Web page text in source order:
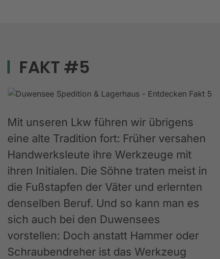
FAKT #5
Mit unseren Lkw führen wir übrigens
eine alte Tradition fort: Früher versahen
Handwerksleute ihre Werkzeuge mit
ihren Initialen. Die Söhne traten meist in
die Fußstapfen der Väter und erlernten
denselben Beruf. Und so kann man es
sich auch bei den Duwensees
vorstellen: Doch anstatt Hammer oder
Schraubendreher ist das Werkzeug